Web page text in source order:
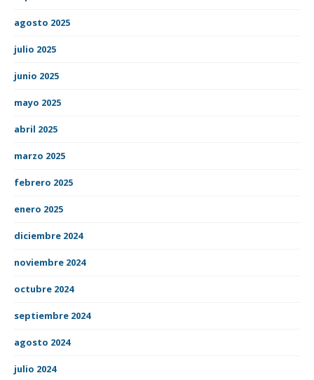
agosto 2025
julio 2025
junio 2025
mayo 2025
abril 2025
marzo 2025
febrero 2025
enero 2025
diciembre 2024
noviembre 2024
octubre 2024
septiembre 2024
agosto 2024
julio 2024